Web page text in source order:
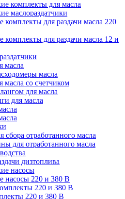
комплекты для масла
маслораздатчики
комплекты для раздачи масла 220
комплекты для раздачи масла 12 и
масла
масла
масла со счетчиком
для масла
для масла
сбора отработанного масла
для отработанного масла
дизтоплива
насосы
насосы 220 и 380 В
220 и 380 В
220 и 380 В